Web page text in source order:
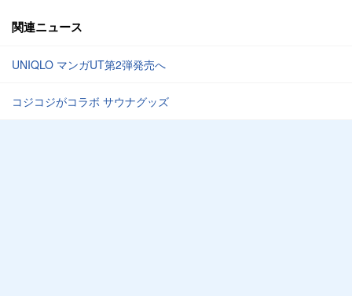
関連ニュース
UNIQLO マンガUT第2弾発売へ
コジコジがコラボ サウナグッズ